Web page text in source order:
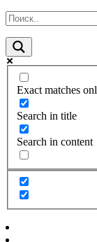
Exact matches
Search in title
Search in content